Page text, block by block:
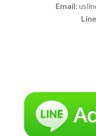
Email: